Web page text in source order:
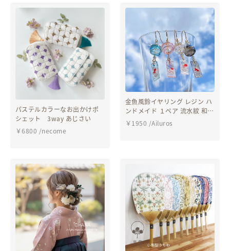
パステルカラーなお出かけポ
シェット 3way あじさい
￥6800 /necome
金魚風鈴イヤリング レジン ハ
ンドメイド １ペア 流水紋 和風
アクセサリー ネジバネ フープ
ノンホール
￥1950 /Ailuros